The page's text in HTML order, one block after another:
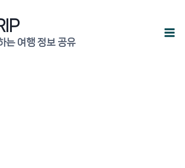
는 여행 정보 공유